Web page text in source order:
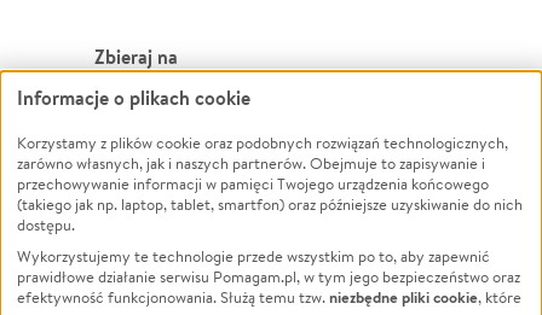
Zbieraj na
Leczenie
Zwierzęta
Pożar
Ukraina
Pomoc Finansowa
Projekty
Powódź
Wichura
NGO
Edukacja
Podróż
Informacje o plikach cookie
Korzystamy z plików cookie oraz podobnych rozwiązań technologicznych,
zarówno własnych, jak i naszych partnerów. Obejmuje to zapisywanie i
przechowywanie informacji w pamięci Twojego urządzenia końcowego
(takiego jak np. laptop, tablet, smartfon) oraz późniejsze uzyskiwanie do nich
dostępu.
Wykorzystujemy te technologie przede wszystkim po to, aby zapewnić
prawidłowe działanie serwisu Pomagam.pl, w tym jego bezpieczeństwo oraz
efektywność funkcjonowania. Służą temu tzw.niezbędne pliki cookie, które